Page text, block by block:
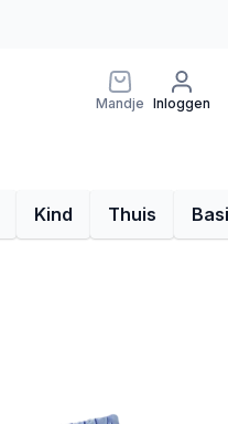
Mandje Inloggen
Kind Thuis